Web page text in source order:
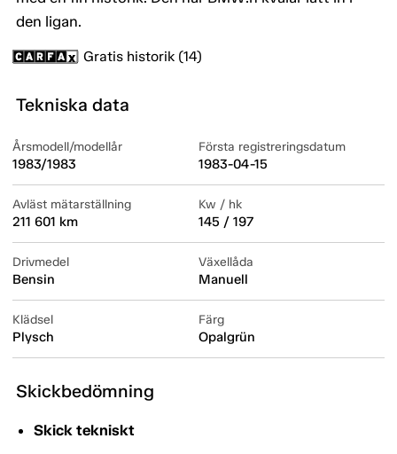
den ligan.
Gratis historik (14)
Tekniska data
Årsmodell/modellår
1983/1983
Första registreringsdatum
1983-04-15
Avläst mätarställning
211 601 km
Kw / hk
145 / 197
Drivmedel
Bensin
Växellåda
Manuell
Klädsel
Plysch
Färg
Opalgrün
Skickbedömning
Skick tekniskt